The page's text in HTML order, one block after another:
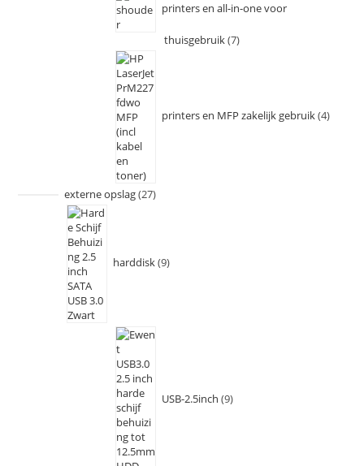
printers en all-in-one voor
thuisgebruik 7
printers en MFP zakelijk gebruik 4
externe opslag 27
harddisk 9
USB-2.5inch 9